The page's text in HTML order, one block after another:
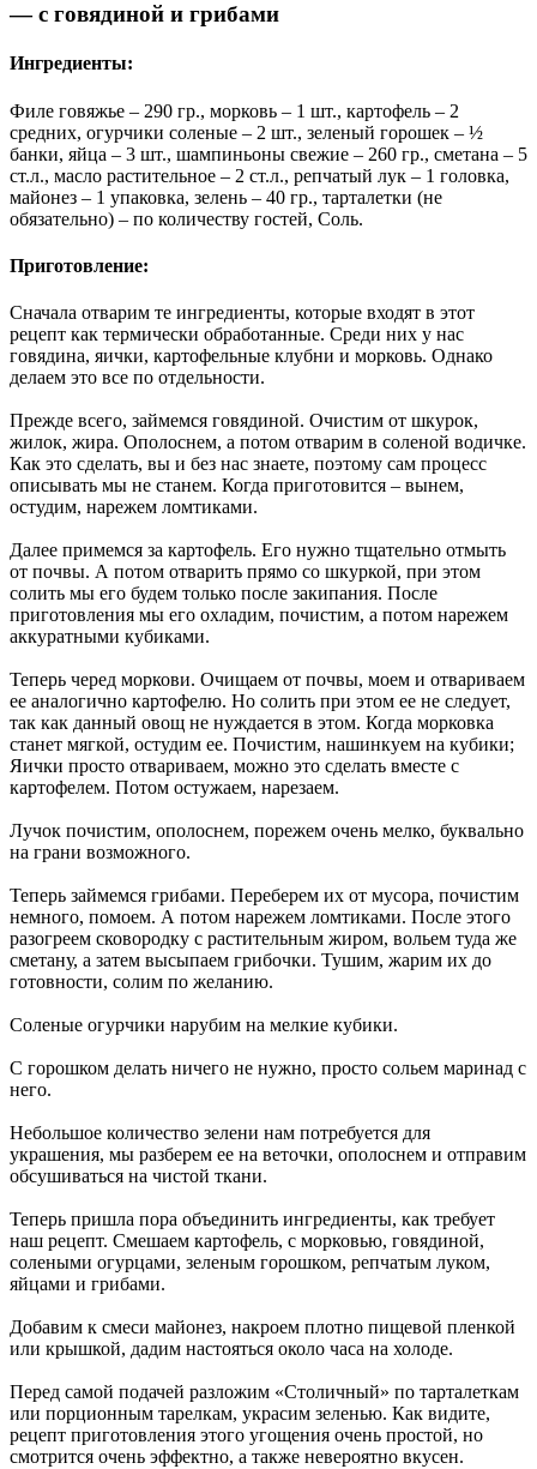
— с говядиной и грибами
Ингредиенты:
Филе говяжье – 290 гр., морковь – 1 шт., картофель – 2
средних, огурчики соленые – 2 шт., зеленый горошек – ½
банки, яйца – 3 шт., шампиньоны свежие – 260 гр., сметана – 5
ст.л., масло растительное – 2 ст.л., репчатый лук – 1 головка,
майонез – 1 упаковка, зелень – 40 гр., тарталетки (не
обязательно) – по количеству гостей, Соль.
Приготовление:
Сначала отварим те ингредиенты, которые входят в этот
рецепт как термически обработанные. Среди них у нас
говядина, яички, картофельные клубни и морковь. Однако
делаем это все по отдельности.
Прежде всего, займемся говядиной. Очистим от шкурок,
жилок, жира. Ополоснем, а потом отварим в соленой водичке.
Как это сделать, вы и без нас знаете, поэтому сам процесс
описывать мы не станем. Когда приготовится – вынем,
остудим, нарежем ломтиками.
Далее примемся за картофель. Его нужно тщательно отмыть
от почвы. А потом отварить прямо со шкуркой, при этом
солить мы его будем только после закипания. После
приготовления мы его охладим, почистим, а потом нарежем
аккуратными кубиками.
Теперь черед моркови. Очищаем от почвы, моем и отвариваем
ее аналогично картофелю. Но солить при этом ее не следует,
так как данный овощ не нуждается в этом. Когда морковка
станет мягкой, остудим ее. Почистим, нашинкуем на кубики;
Яички просто отвариваем, можно это сделать вместе с
картофелем. Потом остужаем, нарезаем.
Лучок почистим, ополоснем, порежем очень мелко, буквально
на грани возможного.
Теперь займемся грибами. Переберем их от мусора, почистим
немного, помоем. А потом нарежем ломтиками. После этого
разогреем сковородку с растительным жиром, вольем туда же
сметану, а затем высыпаем грибочки. Тушим, жарим их до
готовности, солим по желанию.
Соленые огурчики нарубим на мелкие кубики.
С горошком делать ничего не нужно, просто сольем маринад с
него.
Небольшое количество зелени нам потребуется для
украшения, мы разберем ее на веточки, ополоснем и отправим
обсушиваться на чистой ткани.
Теперь пришла пора объединить ингредиенты, как требует
наш рецепт. Смешаем картофель, с морковью, говядиной,
солеными огурцами, зеленым горошком, репчатым луком,
яйцами и грибами.
Добавим к смеси майонез, накроем плотно пищевой пленкой
или крышкой, дадим настояться около часа на холоде.
Перед самой подачей разложим «Столичный» по тарталеткам
или порционным тарелкам, украсим зеленью. Как видите,
рецепт приготовления этого угощения очень простой, но
смотрится очень эффектно, а также невероятно вкусен.